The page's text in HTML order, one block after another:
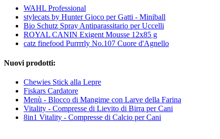
WAHL Professional
stylecats by Hunter Gioco per Gatti - Miniball
Bio Schutz Spray Antiparassitario per Uccelli
ROYAL CANIN Exigent Mousse 12x85 g
catz finefood Purrrrly No.107 Cuore d'Agnello
Nuovi prodotti:
Chewies Stick alla Lepre
Fiskars Cardatore
Menù - Blocco di Mangime con Larve della Farina
Vitality - Compresse di Lievito di Birra per Cani
8in1 Vitality - Compresse di Calcio per Cani